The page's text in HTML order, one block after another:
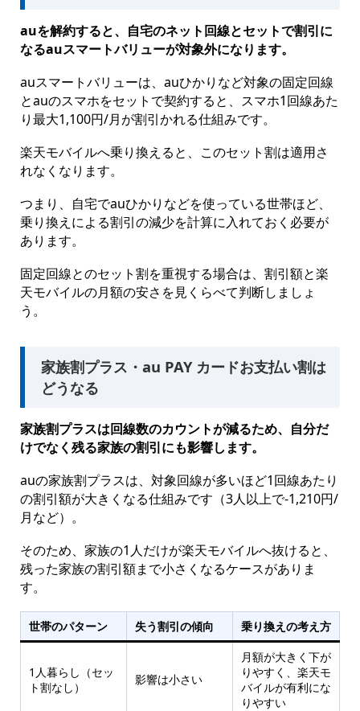
auを解約すると、自宅のネット回線とセットで割引に
なるauスマートバリューが対象外になります。
auスマートバリューは、auひかりなど対象の固定回線
とauのスマホをセットで契約すると、スマホ1回線あた
り最大1,100円/月が割引かれる仕組みです。
楽天モバイルへ乗り換えると、このセット割は適用さ
れなくなります。
つまり、自宅でauひかりなどを使っている世帯ほど、
乗り換えによる割引の減少を計算に入れておく必要が
あります。
固定回線とのセット割を重視する場合は、割引額と楽
天モバイルの月額の安さを見くらべて判断しましょ
う。
家族割プラス・au PAY カードお支払い割は
どうなる
家族割プラスは回線数のカウントが減るため、自分だ
けでなく残る家族の割引にも影響します。
auの家族割プラスは、対象回線が多いほど1回線あたり
の割引額が大きくなる仕組みです（3人以上で-1,210円/
月など）。
そのため、家族の1人だけが楽天モバイルへ抜けると、
残った家族の割引額まで小さくなるケースがありま
す。
世帯のパターン 失う割引の傾向 乗り換えの考え方
1人暮らし（セッ
ト割なし）
影響は小さい
月額が大きく下が
りやすく、楽天モ
バイルが有利にな
りやすい